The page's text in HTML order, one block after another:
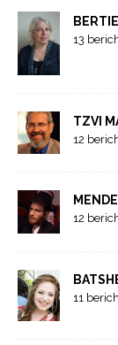
13
TZVI
12
12
11